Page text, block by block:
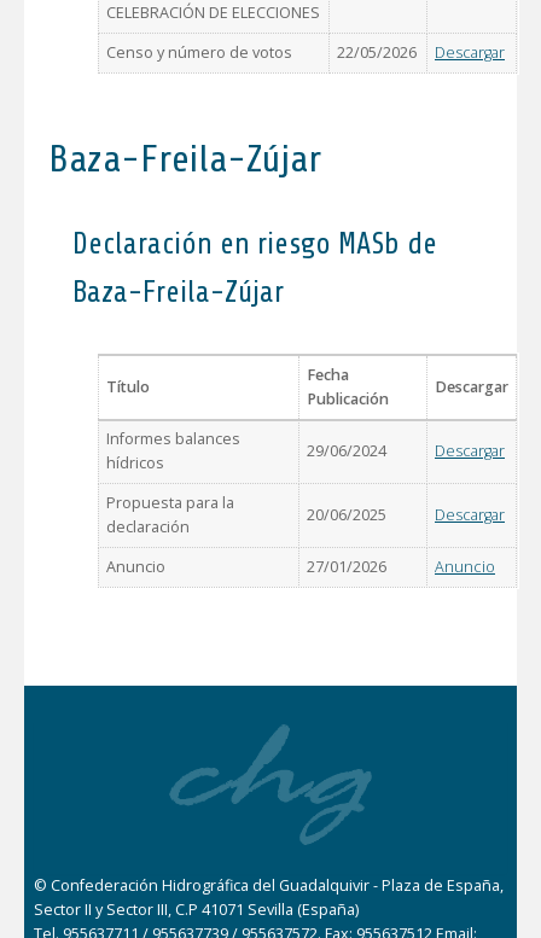
CELEBRACIÓN DE ELECCIONES
Censo y número de votos 22/05/2026 Descargar
Baza-Freila-Zújar
Declaración en riesgo MASb de
Baza-Freila-Zújar
Título
Fecha
Publicación
Descargar
Informes balances
hídricos
29/06/2024 Descargar
Propuesta para la
declaración
20/06/2025 Descargar
Anuncio 27/01/2026 Anuncio
© Confederación Hidrográfica del Guadalquivir - Plaza de España,
Sector II y Sector III, C.P 41071 Sevilla (España)